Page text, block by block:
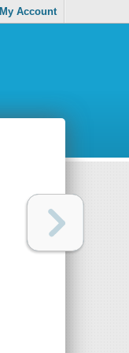
My Account